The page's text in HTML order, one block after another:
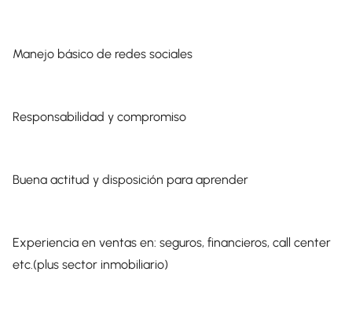
Manejo básico de redes sociales
Responsabilidad y compromiso
Buena actitud y disposición para aprender
Experiencia en ventas en: seguros, financieros, call center
etc.(plus sector inmobiliario)